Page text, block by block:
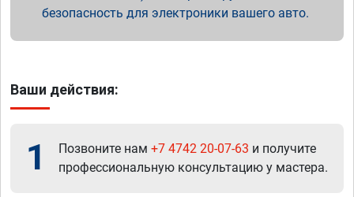
безопасность для электроники вашего авто.
Ваши действия:
1 Позвоните нам +7 4742 20-07-63 и получите
профессиональную консультацию у мастера.